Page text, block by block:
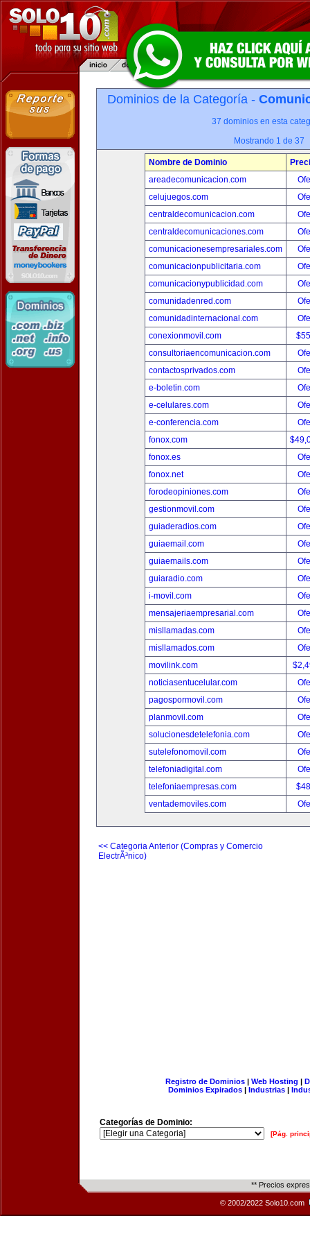
Dominios de la Categoría -
37 dominios en esta
Mostrando 1 de 37
Nombre de Dominio
areadecomunicacion.com
celujuegos.com
centraldecomunicacion.com
centraldecomunicaciones.com
comunicacionesempresariales.com
comunicacionpublicitaria.com
comunicacionypublicidad.com
comunidadenred.com
comunidadinternacional.com
conexionmovil.com
consultoriaencomunicacion.com
contactosprivados.com
e-boletin.com
e-celulares.com
e-conferencia.com
fonox.com
fonox.es
fonox.net
forodeopiniones.com
gestionmovil.com
guiaderadios.com
guiaemail.com
guiaemails.com
guiaradio.com
i-movil.com
mensajeriaempresarial.com
misllamadas.com
misllamados.com
movilink.com
noticiasentucelular.com
pagospormovil.com
planmovil.com
solucionesdetelefonia.com
sutelefonomovil.com
telefoniadigital.com
telefoniaempresas.com
ventademoviles.com
<< Categoria Anterior (Compras y Comercio
ElectrÃ³nico)
Registro de Dominios| Web Hosting |
Dominios Expirados | Industrias |
Categorías de Dominio:
[Pág.
** Precios
© 2002/2022 Solo10.com